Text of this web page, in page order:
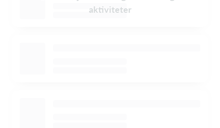
aktiviteter